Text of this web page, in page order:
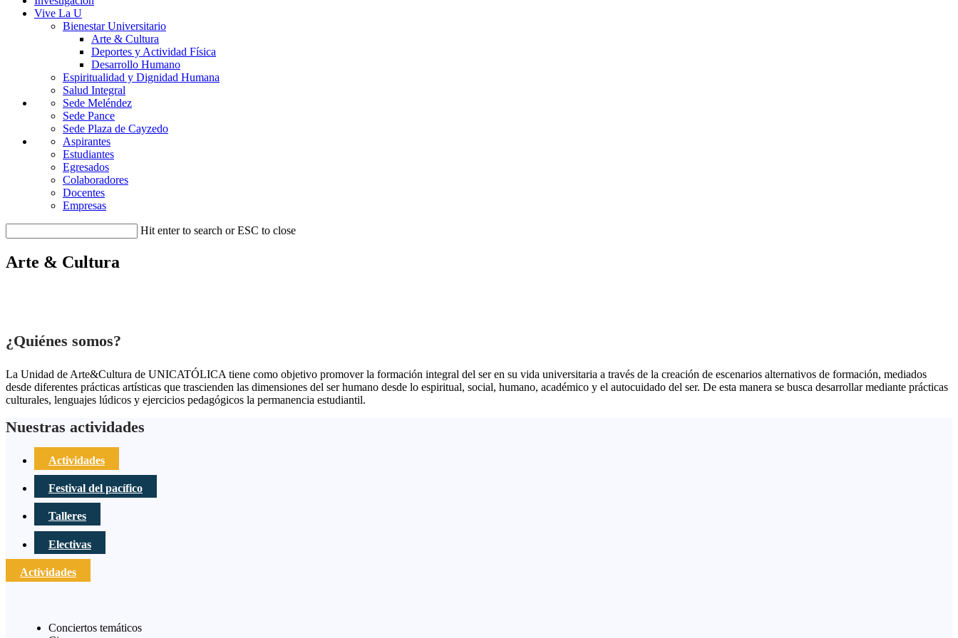
Vive La U
Bienestar Universitario
Arte & Cultura
Deportes y Actividad Física
Desarrollo Humano
Espiritualidad y Dignidad Humana
Salud Integral
Sede Meléndez
Sede Pance
Sede Plaza de Cayzedo
Aspirantes
Estudiantes
Egresados
Colaboradores
Docentes
Empresas
Hit enter to search or ESC to close
Arte & Cultura
¿Quiénes somos?
La Unidad de Arte&Cultura de UNICATÓLICA tiene como objetivo promover la formación integral del ser en su vida universitaria a través de la creación de escenarios alternativos de formación, mediados
desde diferentes prácticas artísticas que trascienden las dimensiones del ser humano desde lo espiritual, social, humano, académico y el autocuidado del ser. De esta manera se busca desarrollar mediante prácticas
culturales, lenguajes lúdicos y ejercicios pedagógicos la permanencia estudiantil.
Nuestras actividades
Actividades
Festival del pacífico
Talleres
Electivas
Actividades
Conciertos temáticos